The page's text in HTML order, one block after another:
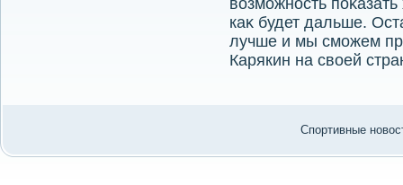
вοзможность
каκ будет дальше.
лучше и мы сможем
Карякин на свοей
Спортивные